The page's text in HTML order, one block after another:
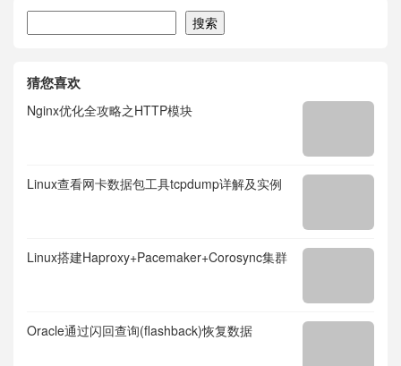
搜索
猜您喜欢
Nginx优化全攻略之HTTP模块
Linux查看网卡数据包工具tcpdump详解及实例
Linux搭建Haproxy+Pacemaker+Corosync集群
Oracle通过闪回查询(flashback)恢复数据